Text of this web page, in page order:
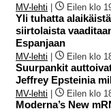
MV-lehti Eilen klo
Yli tuhatta
siirtolaista
Espanjaan
MV-lehti Eilen klo
Suurpankit
Jeffrey Epsteinia
MV-lehti Eilen klo
Moderna’s New